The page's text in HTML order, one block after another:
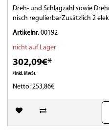
Dreh- und Schlagzahl sowie
nisch regulierbarZusätzlich 2
Artikelnr. 00192
nicht auf Lager
302,09€*
*Inkl. MwSt.
Netto: 253,86€